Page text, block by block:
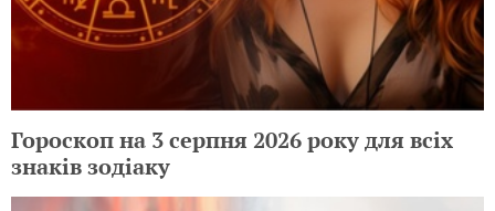
Гороскоп на 3 серпня 2026 року для всіх
знаків зодіаку